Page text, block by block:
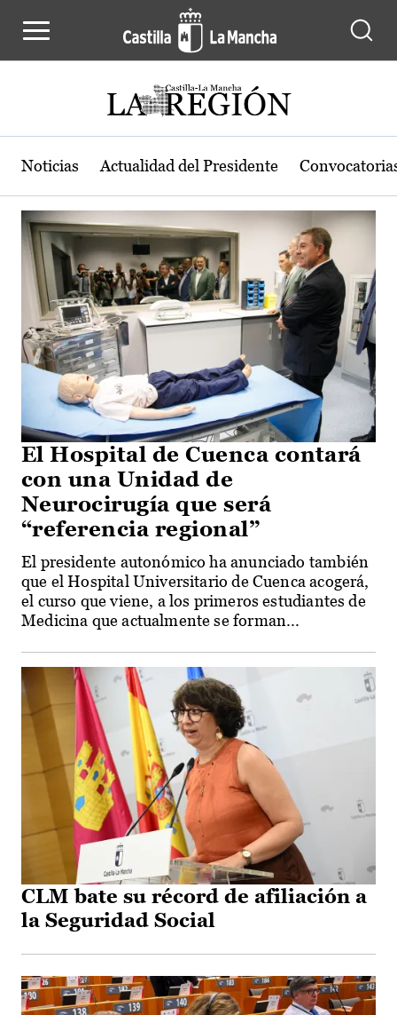
Actualidad de la región de Castilla-
Noticias Actualidad del Presidente
El Hospital de Cuenca contará
con una Unidad de
Neurocirugía que será
“referencia regional”
El presidente autonómico ha anunciado también
que el Hospital Universitario de Cuenca acogerá,
el curso que viene, a los primeros estudiantes de
Medicina que actualmente se forman...
CLM bate su récord de afiliación a
la Seguridad Social